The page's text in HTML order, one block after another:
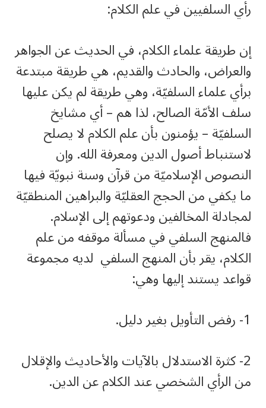
رأي السلفيين في علم الكلام:
إن طريقة علماء الكلام، في الحديث عن الجواهر
والعراض، والحادث والقديم، هي طريقة مبتدعة
برأي علماء السلفيّة، وهي طريقة لم يكن عليها
سلف الأمّة الصالح، لذا هم – أي مشايخ
السلفيّة – يؤمنون بأن علم الكلام لا يصلح
لاستنباط أصول الدين ومعرفة الله. وإن
النصوص الإسلاميّة من قرآن وسنة نبويّة فيها
ما يكفي من الحجج العقليّة والبراهين المنطقيّة
لمجادلة المخالفين ودعوتهم إلى الإسلام.
فالمنهج السلفي في مسألة موقفه من علم
الكلام، يقر بأن المنهج السلفي لديه مجموعة
قواعد يستند إليها وهي:
1- رفض التأويل بغير دليل.
2- كثرة الاستدلال بالآيات والأحاديث والإقلال
من الرأي الشخصي عند الكلام عن الدين.